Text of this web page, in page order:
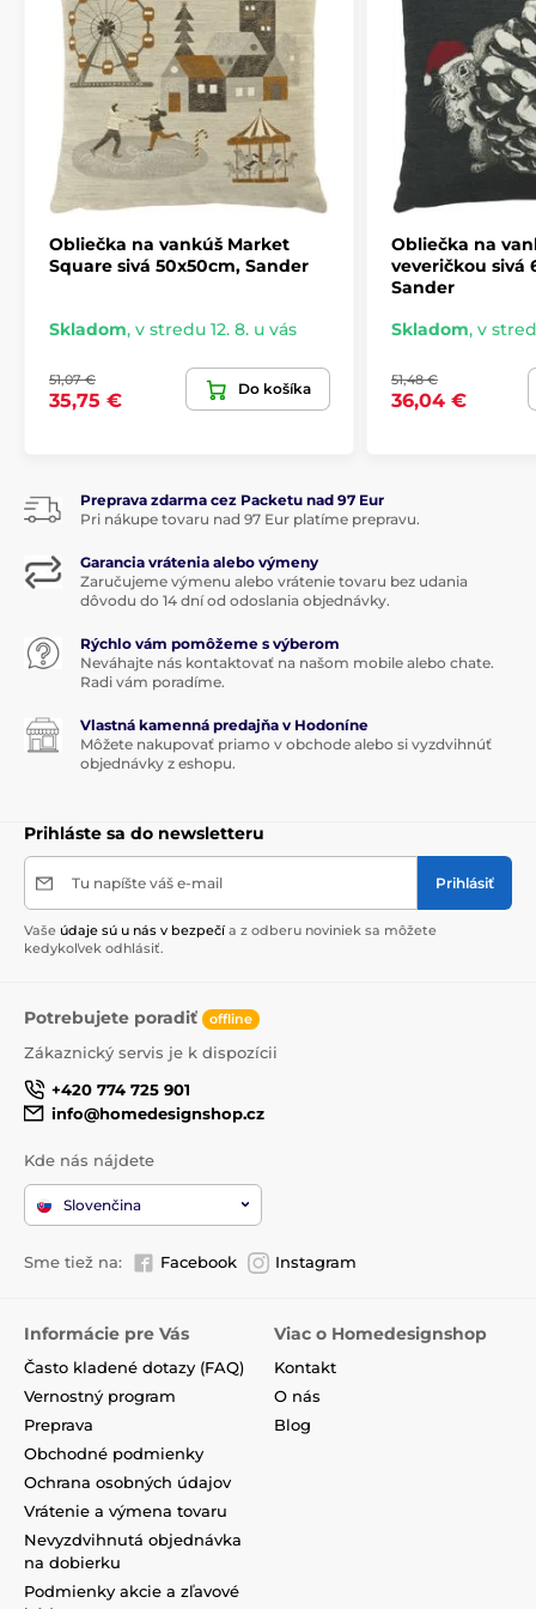
Obliečka na vankúš Market
Square sivá 50x50cm, Sander
Skladom, v stredu 12. 8. u vás
51,07 €
35,75 €
Do košíka
Obliečka na
veveričkou sivá
Sander
Skladom, v
51,48 €
36,04 €
Preprava zdarma cez Packetu nad 97 Eur
Pri nákupe tovaru nad 97 Eur platíme prepravu.
Garancia vrátenia alebo výmeny
Zaručujeme výmenu alebo vrátenie tovaru bez udania
dôvodu do 14 dní od odoslania objednávky.
Rýchlo vám pomôžeme s výberom
Neváhajte nás kontaktovať na našom mobile alebo chate.
Radi vám poradíme.
Vlastná kamenná predajňa v Hodoníne
Môžete nakupovať priamo v obchode alebo si vyzdvihnúť
objednávky z eshopu.
Prihláste sa do newsletteru
Tu napíšte váš e-mail Prihlásiť
Vaše údaje sú u nás v bezpečí a z odberu noviniek sa môžete
kedykoľvek odhlásiť.
Potrebujete poradiť offline
Zákaznický servis je k dispozícii
+420 774 725 901
info@homedesignshop.cz
Kde nás nájdete
Slovenčina
Sme tiež na: Facebook Instagram
Informácie pre Vás
Často kladené dotazy (FAQ)
Vernostný program
Preprava
Obchodné podmienky
Ochrana osobných údajov
Vrátenie a výmena tovaru
Nevyzdvihnutá objednávka
na dobierku
Podmienky akcie a zľavové
Viac o Homedesignshop
Kontakt
O nás
Blog